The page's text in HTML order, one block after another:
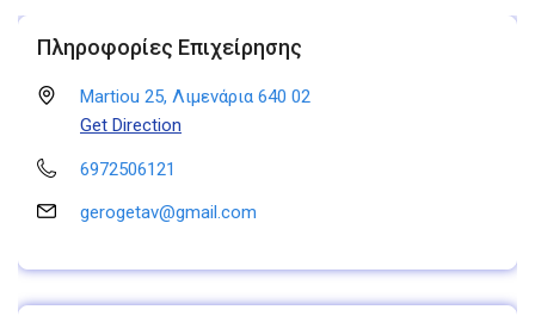
Πληροφορίες Επιχείρησης
Martiou 25, Λιμενάρια 640 02
Get Direction
6972506121
gerogetav@gmail.com